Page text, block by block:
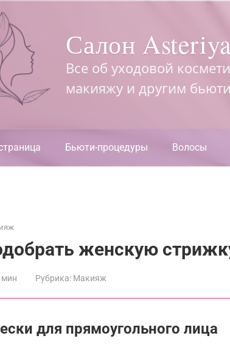
Салон
Все об уходовой
макияжу и другим
Бьюти-процедуры Волосы
женскую
мин Рубрика: Макияж
для прямоугольного лица